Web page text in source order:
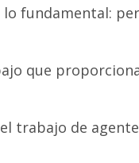
fundamental:
que
trabajo de